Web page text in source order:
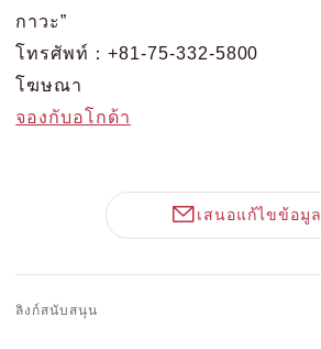
กาวะ”
โทรศัพท์：+81-75-332-5800
โฆษณา
จองกับอโกด้า
เสนอแก้ไขข้อมูล
ลิงก์สนับสนุน